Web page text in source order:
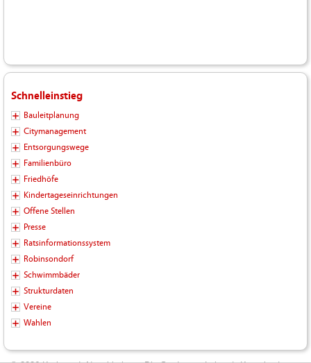
Schnelleinstieg
Bauleitplanung
Citymanagement
Entsorgungswege
Familienbüro
Friedhöfe
Kindertageseinrichtungen
Offene Stellen
Presse
Ratsinformationssystem
Robinsondorf
Schwimmbäder
Strukturdaten
Vereine
Wahlen